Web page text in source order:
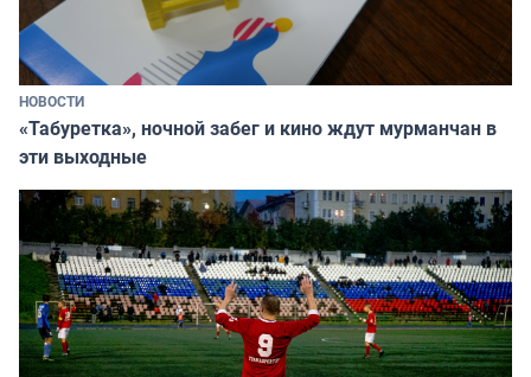
НОВОСТИ
«Табуретка», ночной забег и кино ждут мурманчан в
эти выходные